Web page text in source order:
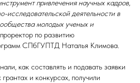
привлечения научных кадров,
исследовательской деятельности в
молодых ученых и
по развитию
СПбГУПТД Наталья Климова.
как составлять и подавать заявки
и конкурсах, получили